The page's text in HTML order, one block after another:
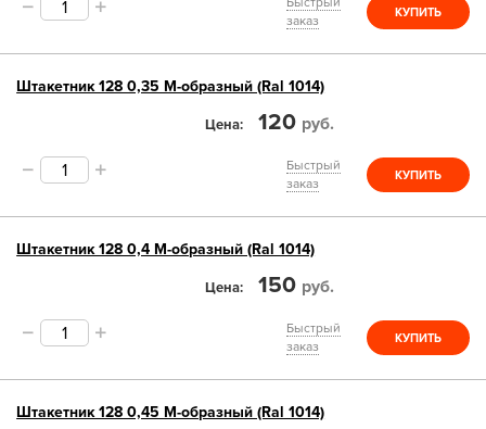
заказ
КУПИТЬ
Штакетник 128 0,35 М-образный (Ral 1014)
Цена 120 руб.
Быстрый
заказ
КУПИТЬ
Штакетник 128 0,4 М-образный (Ral 1014)
Цена 150 руб.
Быстрый
заказ
КУПИТЬ
Штакетник 128 0,45 М-образный (Ral 1014)